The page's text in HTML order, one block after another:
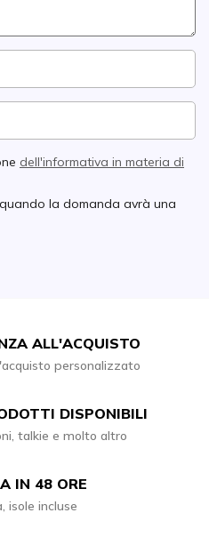
dell'informativa in materia di
la domanda avrà una
ALL'ACQUISTO
personalizzato
DISPONIBILI
talkie e molto altro
IN 48 ORE
isole incluse